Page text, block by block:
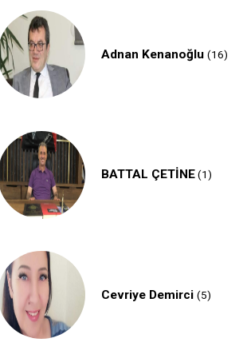
Adnan Kenanoğlu (16)
BATTAL ÇETİNE(1)
Cevriye Demirci (5)